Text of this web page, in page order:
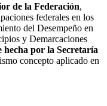
de la Federación,
federales en los
del Desempeño en
y Demarcaciones
hecha por la Secretaría
concepto aplicado en